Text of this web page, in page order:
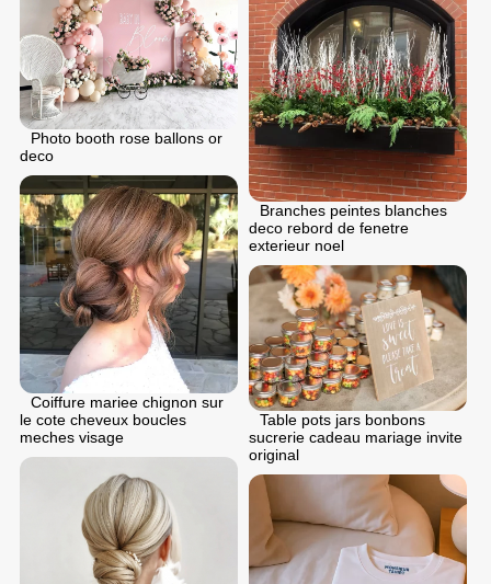
Photo booth rose ballons or
deco
Branches peintes blanches
deco rebord de fenetre
exterieur noel
Coiffure mariee chignon sur
le cote cheveux boucles
meches visage
Table pots jars bonbons
sucrerie cadeau mariage invite
original